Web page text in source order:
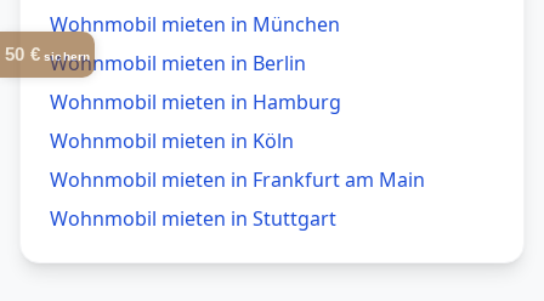
Wohnmobil mieten in München
Wohnmobil mieten in Berlin
Wohnmobil mieten in Hamburg
Wohnmobil mieten in Köln
Wohnmobil mieten in Frankfurt am Main
Wohnmobil mieten in Stuttgart
50 €sichern